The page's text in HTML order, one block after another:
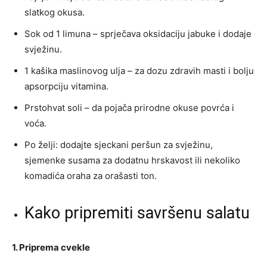
slatkog okusa.
Sok od 1 limuna – sprječava oksidaciju jabuke i dodaje
svježinu.
1 kašika maslinovog ulja – za dozu zdravih masti i bolju
apsorpciju vitamina.
Prstohvat soli – da pojača prirodne okuse povrća i
voća.
Po želji: dodajte sjeckani peršun za svježinu,
sjemenke susama za dodatnu hrskavost ili nekoliko
komadića oraha za orašasti ton.
Kako pripremiti savršenu salatu
1. Priprema cvekle